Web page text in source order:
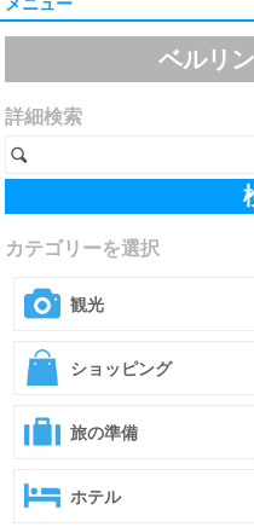
ベルリ
詳細検索
カテゴリーを選択
観光
ショッピング
旅の準備
ホテル